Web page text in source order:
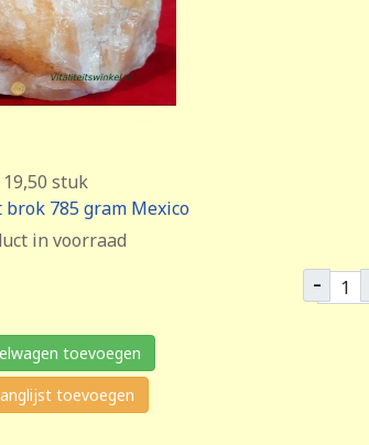
stuk
785 gram Mexico
in voorraad
toevoegen
toevoegen
–